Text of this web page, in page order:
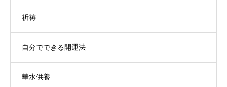
祈祷
自分でできる開運法
華水供養